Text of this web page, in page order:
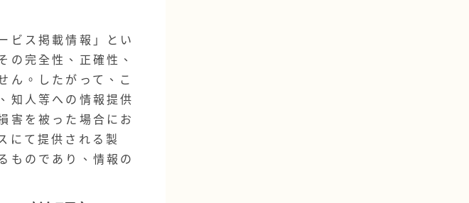
ビス掲載情報」とい
の完全性、正確性、
ん。したがって、こ
知人等への情報提供
害を被った場合にお
にて提供される製
ものであり、情報の